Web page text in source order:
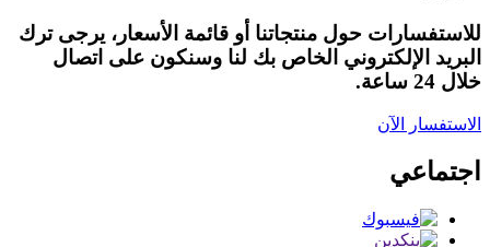
للاستفسارات حول منتجاتنا أو قائمة الأسعار، يرجى ترك
البريد الإلكتروني الخاص بك لنا وسنكون على اتصال
خلال 24 ساعة.
الاستفسار الآن
اجتماعي